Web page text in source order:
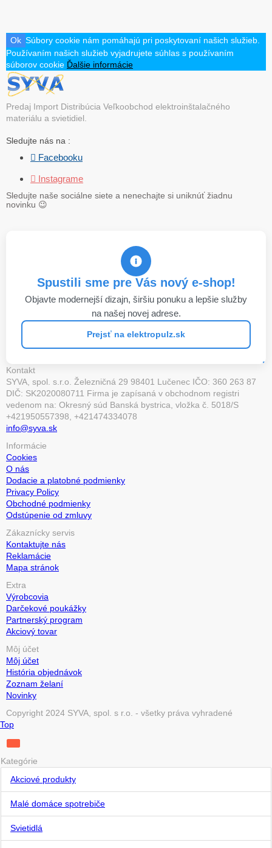
Ok Súbory cookie nám pomáhajú pri poskytovaní našich služieb.
Používaním našich služieb vyjadrujete súhlas s používaním
súborov cookie Ďalšie informácie
Predaj Import Distribúcia Veľkoobchod elektroinštalačného
materiálu a svietidiel.
Sledujte nás na :
 Facebooku
 Instagrame
Sledujte naše sociálne siete a nenechajte si uniknúť žiadnu
novinku 😉
Spustili sme pre Vás nový e-shop!
Objavte modernejší dizajn, širšiu ponuku a lepšie služby
na našej novej adrese.
Prejsť na elektropulz.sk
Kontakt
SYVA, spol. s.r.o. Železničná 29 98401 Lučenec IČO: 360 263 87
DIČ: SK2020080711 Firma je zapísaná v obchodnom registri
vedenom na: Okresný súd Banská bystrica, vložka č. 5018/S
+421950557398, +421474334078
info@syva.sk
Informácie
Cookies
O nás
Dodacie a platobné podmienky
Privacy Policy
Obchodné podmienky
Odstúpenie od zmluvy
Zákaznícky servis
Kontaktujte nás
Reklamácie
Mapa stránok
Extra
Výrobcovia
Darčekové poukážky
Partnerský program
Akciový tovar
Môj účet
Môj účet
História objednávok
Zoznam želaní
Novinky
Copyright 2024 SYVA, spol. s r.o. - všetky práva vyhradené
Top
Kategórie
Akciové produkty
Malé domáce spotrebiče
Svietidlá